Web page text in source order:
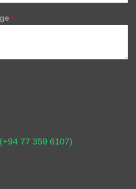
*
77 359 6107)